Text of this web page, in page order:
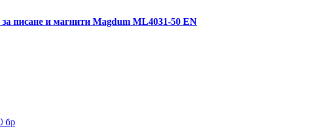
писане и магнити Magdum ML4031-50 EN